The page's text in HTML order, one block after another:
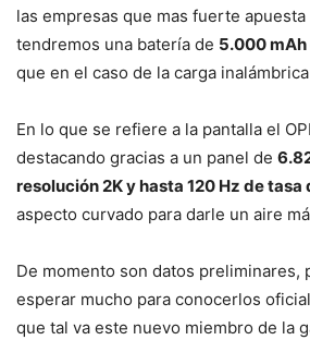
las empresas que mas fuerte
tendremos una batería de 5.000
que en el caso de la carga
En lo que se refiere a la pantalla el
destacando gracias a un panel de
resolución 2K y hasta 120 Hz de
aspecto curvado para darle un aire
De momento son datos preliminares,
esperar mucho para conocerlos
que tal va este nuevo miembro de la